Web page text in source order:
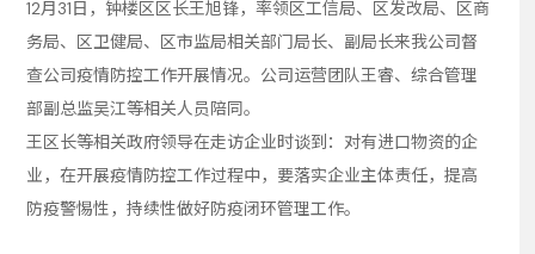
12月31日，钟楼区区长王旭锋，率领区工信局、区发改局、区商
务局、区卫健局、区市监局相关部门局长、副局长来我公司督
查公司疫情防控工作开展情况。公司运营团队王睿、综合管理
部副总监吴江等相关人员陪同。
王区长等相关政府领导在走访企业时谈到：对有进口物资的企
业，在开展疫情防控工作过程中，要落实企业主体责任，提高
防疫警惕性，持续性做好防疫闭环管理工作。